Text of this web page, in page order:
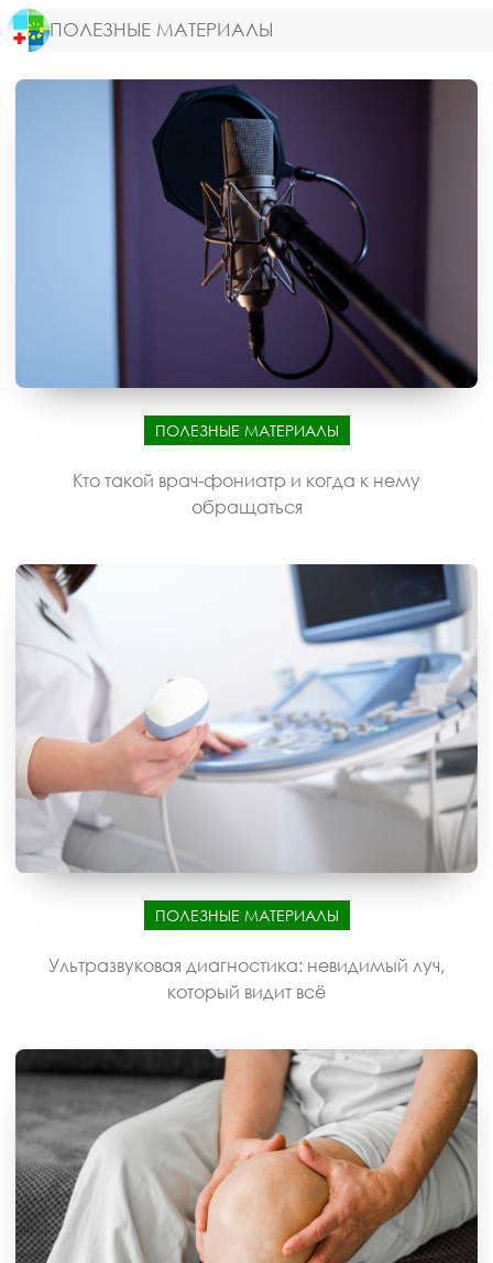
ПОЛЕЗНЫЕ МАТЕРИАЛЫ
ПОЛЕЗНЫЕ МАТЕРИАЛЫ
Кто такой врач-фониатр и когда к нему
обращаться
ПОЛЕЗНЫЕ МАТЕРИАЛЫ
Ультразвуковая диагностика: невидимый луч,
который видит всё